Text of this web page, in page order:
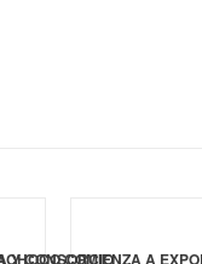
COCA-COLA FEMSA, FEMSA Y CONSORCIO UNAM-TEC IMPULSAN LA CIRCULARIDAD HÍDRICA